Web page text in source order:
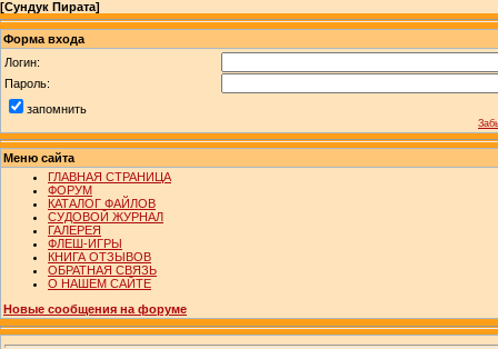
[Сундук Пирата]
Форма входа
Логин:
Пароль:
запомнить
Меню сайта
ГЛАВНАЯ СТРАНИЦА
ФОРУМ
КАТАЛОГ ФАЙЛОВ
СУДОВОЙ ЖУРНАЛ
ГАЛЕРЕЯ
ФЛЕШ-ИГРЫ
КНИГА ОТЗЫВОВ
ОБРАТНАЯ СВЯЗЬ
О НАШЕМ САЙТЕ
Новые сообщения на форуме